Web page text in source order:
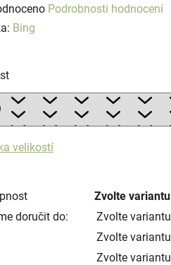
Podrobnosti hodnocení
Bing
velikostí
Zvolte variantu
doručit do:
Zvolte variantu
Zvolte variantu
Zvolte variantu